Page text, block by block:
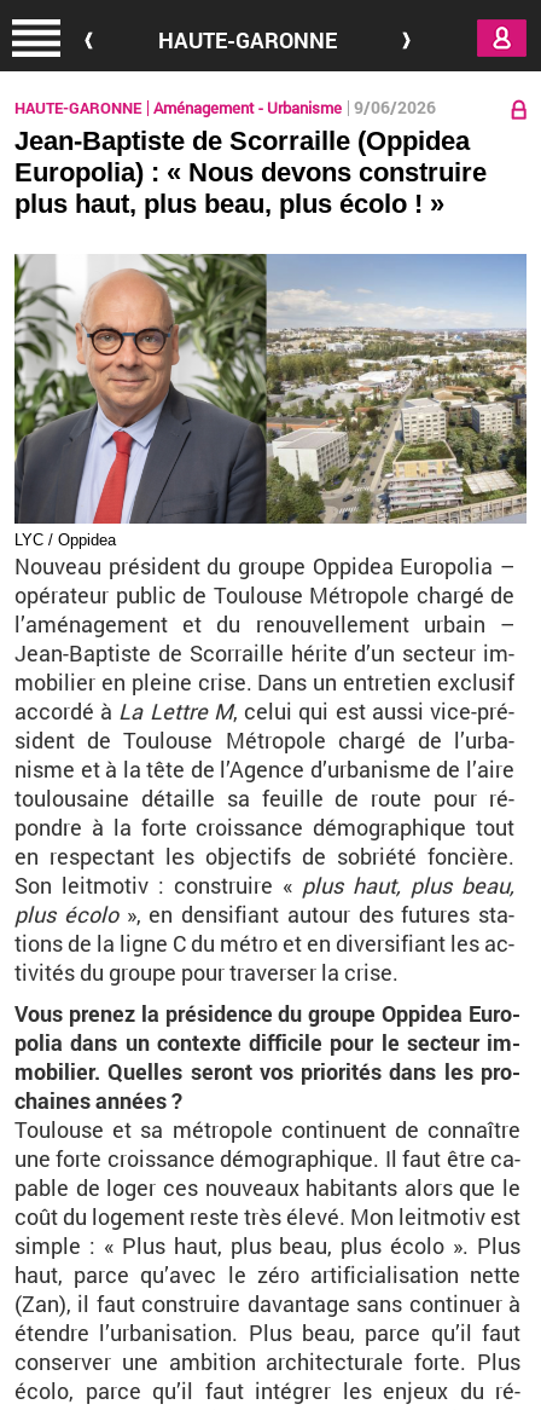
HAUTE-GARONNE
HAUTE-GARONNE Aménagement - Urbanisme 9/06/2026
Jean-Baptiste de Scorraille (Oppidea
Europolia) : « Nous devons construire
plus haut, plus beau, plus écolo ! »
LYC / Op­pi­dea
Nou­veau pré­sident du groupe Op­pi­dea Eu­ro­po­lia –
opé­ra­teur pu­blic de Tou­louse Mé­tro­pole chargé de
l’amé­na­ge­ment et du re­nou­vel­le­ment ur­bain –
Jean-Bap­tiste de Scor­raille hé­rite d’un sec­teur im­
mo­bi­lier en pleine crise. Dans un en­tre­tien ex­clu­sif
ac­cordé à La Lettre M, celui qui est aussi vice-pré­
sident de Tou­louse Mé­tro­pole chargé de l’ur­ba­
nisme et à la tête de l’Agence d’ur­ba­nisme de l’aire
tou­lou­saine dé­taille sa feuille de route pour ré­
pondre à la forte crois­sance dé­mo­gra­phique tout
en res­pec­tant les ob­jec­tifs de so­briété fon­cière.
Son leit­mo­tiv : construire « plus haut, plus beau,
plus écolo», en den­si­fiant au­tour des fu­tures sta­
tions de la ligne C du métro et en di­ver­si­fiant les ac­
ti­vi­tés du groupe pour tra­ver­ser la crise.
Vous pre­nez la pré­si­dence du groupe Op­pi­dea Eu­ro­
po­lia dans un contexte dif­fi­cile pour le sec­teur im­
mo­bi­lier. Quelles se­ront vos prio­ri­tés dans les pro­
chaines an­nées ?
Tou­louse et sa mé­tro­pole conti­nuent de connaître
une forte crois­sance dé­mo­gra­phique. Il faut être ca­
pable de loger ces nou­veaux ha­bi­tants alors que le
coût du lo­ge­ment reste très élevé. Mon leit­mo­tiv est
simple : « Plus haut, plus beau, plus écolo ». Plus
haut, parce qu’avec le zéro ar­ti­fi­cia­li­sa­tion nette
(Zan), il faut construire da­van­tage sans conti­nuer à
étendre l’ur­ba­ni­sa­tion. Plus beau, parce qu’il faut
conser­ver une am­bi­tion ar­chi­tec­tu­rale forte. Plus
écolo, parce qu’il faut in­té­grer les en­jeux du ré­